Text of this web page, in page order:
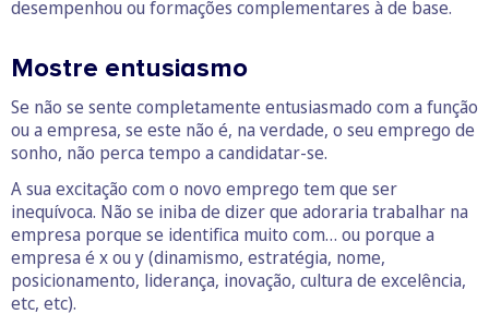
desempenhou ou formações complementares à de base.
Mostre entusiasmo
Se não se sente completamente entusiasmado com a função
ou a empresa, se este não é, na verdade, o seu emprego de
sonho, não perca tempo a candidatar-se.
A sua excitação com o novo emprego tem que ser
inequívoca. Não se iniba de dizer que adoraria trabalhar na
empresa porque se identifica muito com… ou porque a
empresa é x ou y (dinamismo, estratégia, nome,
posicionamento, liderança, inovação, cultura de excelência,
etc, etc).